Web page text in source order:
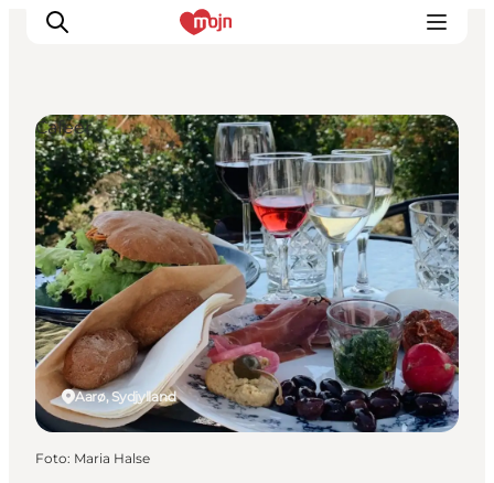
Oplevelser
Byer & Steder
Det sker
Overnatning
Planlæg din ferie
Booking
Aarø, Sydjylland
Cafeer
Foto: Maria Halse